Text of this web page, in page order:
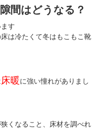
間はどうなる？
す
は冷たくて冬はもこもこ靴
床暖に強い憧れがありまし
くなること、床材を調べれ